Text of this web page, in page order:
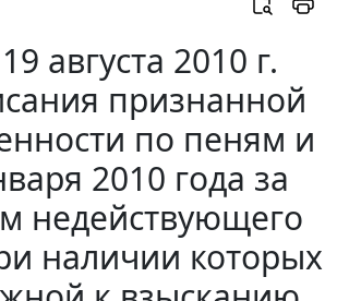
августа 2010 г.
признанной
по пеням и
2010 года за
недействующего
наличии которых